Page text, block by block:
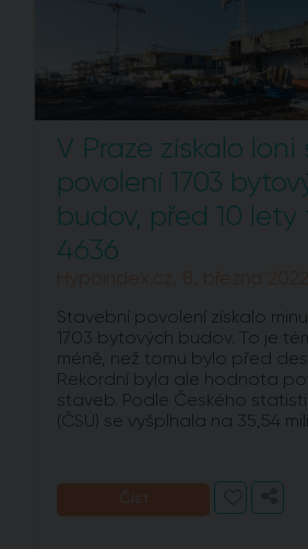
V Praze získalo loni
povolení 1703
budov, před 10 lety
4636
Hypoindex.cz, 8. března 2022
Stavební povolení získalo
1703 bytových budov. To je
méně, než tomu bylo před
Rekordní byla ale hodnota
staveb. Podle Českého
(ČSÚ) se vyšplhala na 35,54
Číst